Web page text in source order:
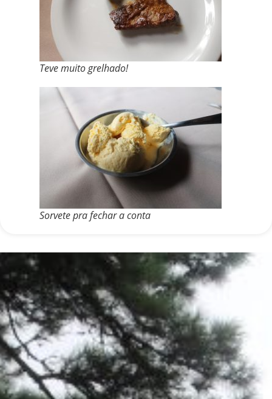
Teve muito grelhado!
Sorvete pra fechar a conta